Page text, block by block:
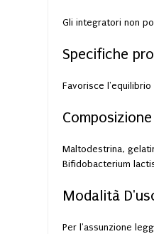
Gli integratori non
Specifiche
Favorisce
Composizione
Maltodestrina,
Bifidobacterium
Modalità
Per l'assunzione